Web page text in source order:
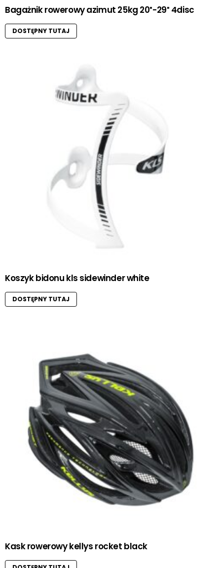
Bagażnik rowerowy azimut 25kg 20″-29″ 4disc
DOSTĘPNY TUTAJ
Koszyk bidonu kls sidewinder white
DOSTĘPNY TUTAJ
Kask rowerowy kellys rocket black